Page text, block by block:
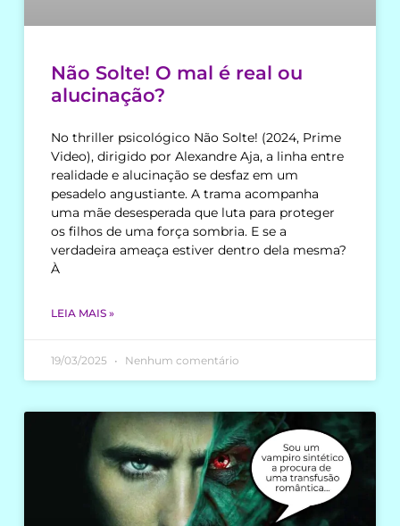
Não Solte! O mal é real ou
alucinação?
No thriller psicológico Não Solte! (2024, Prime
Video), dirigido por Alexandre Aja, a linha entre
realidade e alucinação se desfaz em um
pesadelo angustiante. A trama acompanha
uma mãe desesperada que luta para proteger
os filhos de uma força sombria. E se a
verdadeira ameaça estiver dentro dela mesma?
À
LEIA MAIS »
19/03/2025 Nenhum comentário